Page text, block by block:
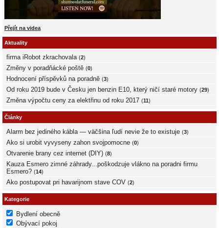
Přejít na videa
Aktuality
firma iRobot zkrachovala (2)
Změny v poradňácké poště (0)
Hodnocení příspěvků na poradně (3)
Od roku 2019 bude v Česku jen benzin E10, který ničí staré motory (29)
Změna výpočtu ceny za elektřinu od roku 2017 (11)
Články
Alarm bez jediného kábla — väčšina ľudí nevie že to existuje (3)
Ako si urobit vyvyseny zahon svojpomocne (0)
Otvarenie brany cez internet (DIY) (8)
Kauza Esmero zimné záhrady...poškodzuje vlákno na poradni firmu
Esmero? (14)
Ako postupovat pri havarijnom stave COV (2)
Kategorie
Bydlení obecně
Obývací pokoj